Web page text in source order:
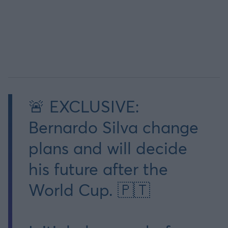
🚨 EXCLUSIVE:
Bernardo Silva change
plans and will decide
his future after the
World Cup. 🇵🇹